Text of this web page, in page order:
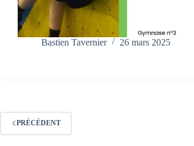
Bastien Tavernier 26 mars 2025
PRÉCÉDENT